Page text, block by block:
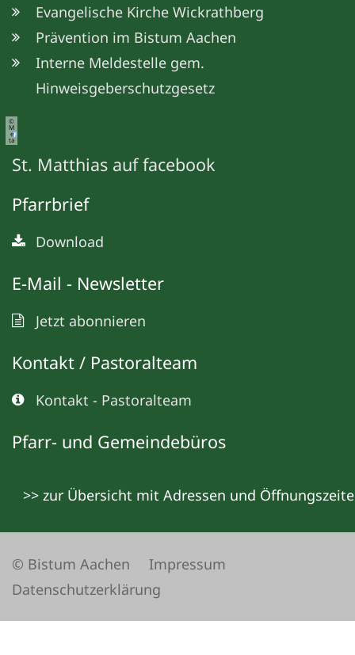
Evangelische Kirche Wickrathberg
Prävention im Bistum Aachen
Interne Meldestelle gem.
Hinweisgeberschutzgesetz
©
M
e
ta
St. Matthias auf facebook
Pfarrbrief
Download
E-Mail - Newsletter
Jetzt abonnieren
Kontakt / Pastoralteam
Kontakt - Pastoralteam
Pfarr- und Gemeindebüros
>> zur Übersicht mit Adressen und
© Bistum Aachen
Impressum
Datenschutzerklärung